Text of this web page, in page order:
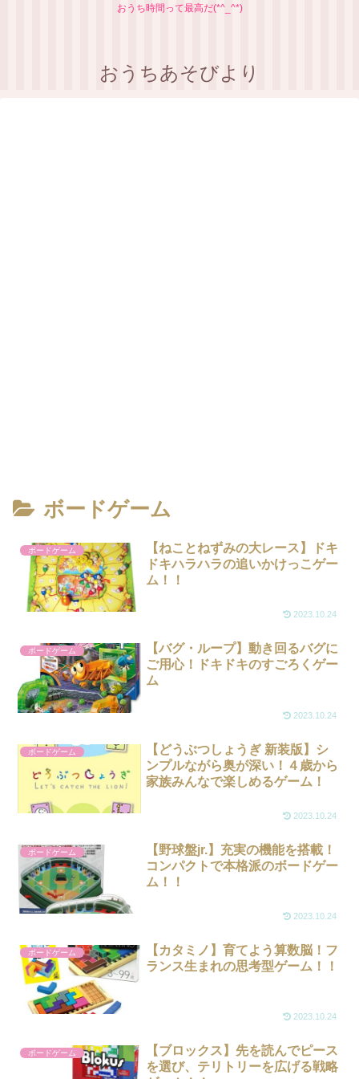
おうち時間って最高だ(*^_^*)
おうちあそびより
ボードゲーム
ボードゲーム
【ねことねずみの大レース】ドキ
ドキハラハラの追いかけっこゲー
ム！！
2023.10.24
ボードゲーム
【バグ・ループ】動き回るバグに
ご用心！ドキドキのすごろくゲー
ム
2023.10.24
ボードゲーム
【どうぶつしょうぎ 新装版】シ
ンプルながら奥が深い！４歳から
家族みんなで楽しめるゲーム！
2023.10.24
ボードゲーム
【野球盤jr.】充実の機能を搭載！
コンパクトで本格派のボードゲー
ム！！
2023.10.24
ボードゲーム
【カタミノ】育てよう算数脳！フ
ランス生まれの思考型ゲーム！！
2023.10.24
ボードゲーム
【ブロックス】先を読んでピース
を選び、テリトリーを広げる戦略